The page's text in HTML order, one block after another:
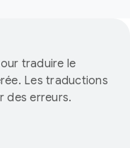
traduire le
Les traductions
des erreurs.